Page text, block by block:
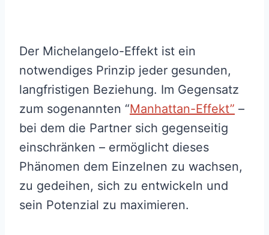
Der Michelangelo-Effekt ist ein
notwendiges Prinzip jeder gesunden,
langfristigen Beziehung. Im Gegensatz
zum sogenannten “Manhattan-Effekt” –
bei dem die Partner sich gegenseitig
einschränken – ermöglicht dieses
Phänomen dem Einzelnen zu wachsen,
zu gedeihen, sich zu entwickeln und
sein Potenzial zu maximieren.